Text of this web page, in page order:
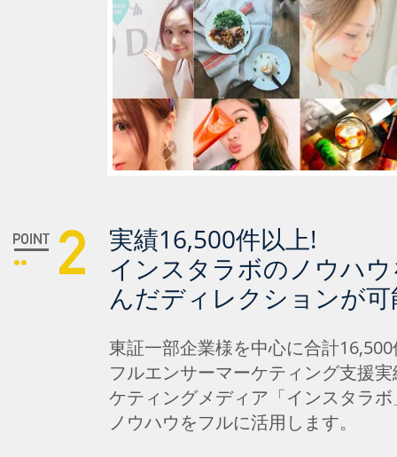
実績16,500件以上!
インスタラボのノウハ
んだディレクションが可
東証一部企業様を中心に合計
フルエンサーマーケティング支援実
ケティングメディア「インスタラ
ノウハウをフルに活用します。